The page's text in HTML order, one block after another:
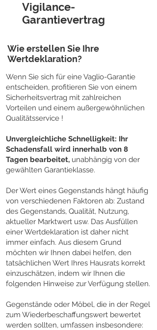
Vigilance-
Garantievertrag
Wie erstellen Sie Ihre
Wertdeklaration?
Wenn Sie sich für eine Vaglio-Garantie
entscheiden, profitieren Sie von einem
Sicherheitsvertrag mit zahlreichen
Vorteilen und einem außergewöhnlichen
Qualitätsservice !
Unvergleichliche Schnelligkeit: Ihr
Schadensfall wird innerhalb von 8
Tagen bearbeitet, unabhängig von der
gewählten Garantieklasse.
Der Wert eines Gegenstands hängt häufig
von verschiedenen Faktoren ab: Zustand
des Gegenstands, Qualität, Nutzung,
aktueller Marktwert usw. Das Ausfüllen
einer Wertdeklaration ist daher nicht
immer einfach. Aus diesem Grund
möchten wir Ihnen dabei helfen, den
tatsächlichen Wert Ihres Hausrats korrekt
einzuschätzen, indem wir Ihnen die
folgenden Hinweise zur Verfügung stellen.
Gegenstände oder Möbel, die in der Regel
zum Wiederbeschaffungswert bewertet
werden sollten, umfassen insbesondere: